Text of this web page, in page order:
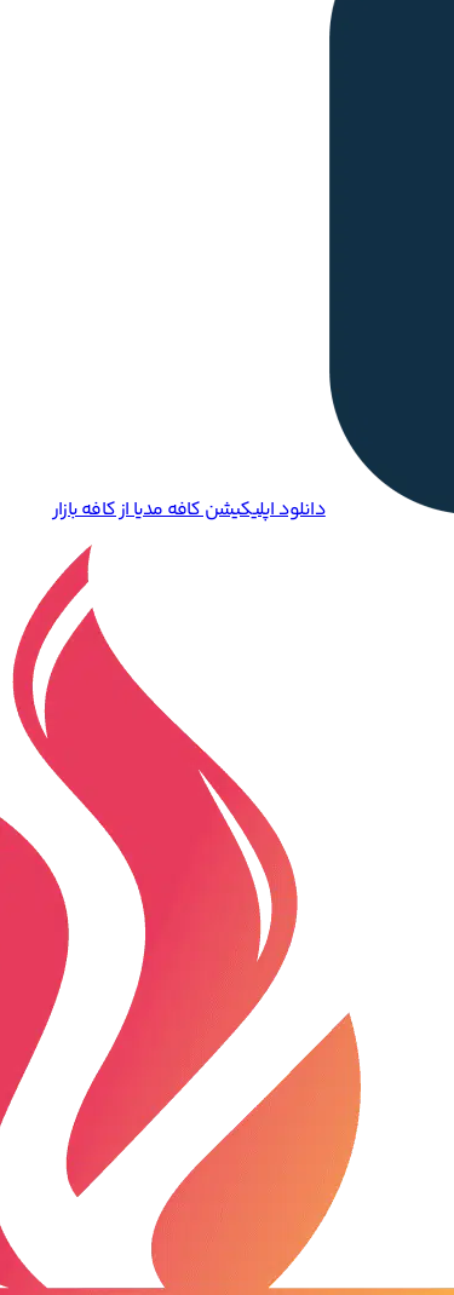
دانلود اپلیکیشن کافه مدیا از کافه بازار